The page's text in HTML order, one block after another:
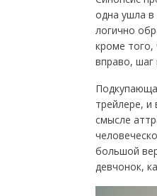
одна ушла в
логично
кроме того,
вправо, шаг
трейлере,
смысле
большой
девчонок,